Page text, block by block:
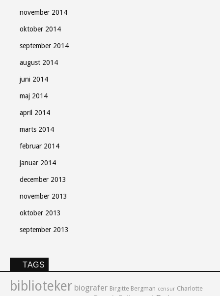
november 2014
oktober 2014
september 2014
august 2014
juni 2014
maj 2014
april 2014
marts 2014
februar 2014
januar 2014
december 2013
november 2013
oktober 2013
september 2013
TAGS
biblioteker biografer Birgitte Bergman censur Charlotte